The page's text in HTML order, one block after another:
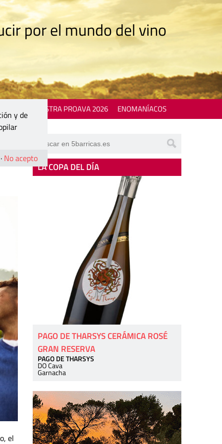
por el mundo del vino
MOSTRA PROAVA 2026 ENOMANÍACOS
el
LA COPA DEL DÍA
PAGO DE THARSYS CERÁMICA ROSÉ
GRAN RESERVA
PAGO DE THARSYS
DO Cava
Garnacha
y de
No acepto